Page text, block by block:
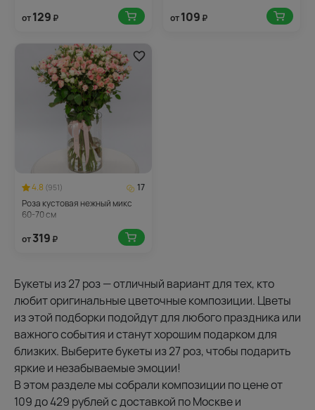
от129 ₽ от109 ₽
4.8 (951)
17
Роза кустовая нежный микс
60-70 см
от319 ₽
Букеты из 27 роз — отличный вариант для тех, кто
любит оригинальные цветочные композиции. Цветы
из этой подборки подойдут для любого праздника или
важного события и станут хорошим подарком для
близких. Выберите букеты из 27 роз, чтобы подарить
яркие и незабываемые эмоции!
В этом разделе мы собрали композиции по цене от
109 до 429 рублей с доставкой по Москве и